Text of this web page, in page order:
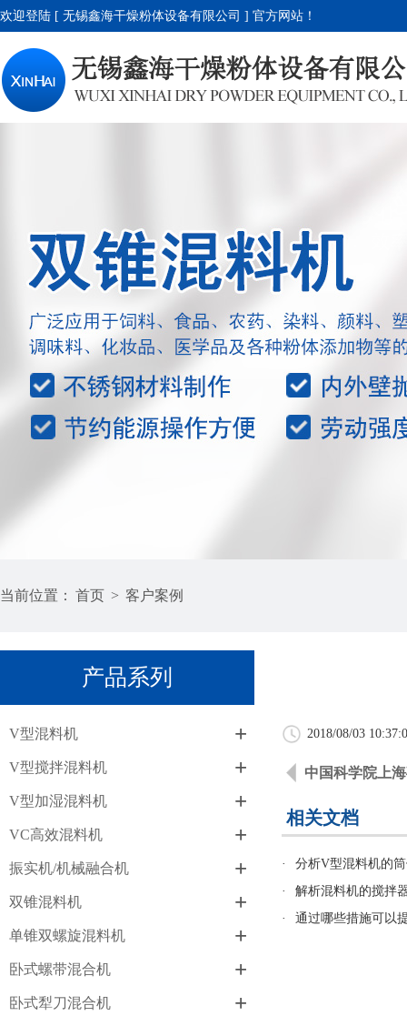
欢迎登陆 [ 无锡鑫海干燥粉体设备有限公司 ] 官方网站！
当前位置： 首页 > 客户案例
产品系列
V型混料机 +
V型搅拌混料机 +
V型加湿混料机 +
VC高效混料机 +
振实机/机械融合机 +
双锥混料机 +
单锥双螺旋混料机 +
卧式螺带混合机 +
卧式犁刀混合机 +
2018/08/03
中国科学院上
相关文档
·
分析V型混料机的
·
解析混料机的搅拌
·
通过哪些措施可以